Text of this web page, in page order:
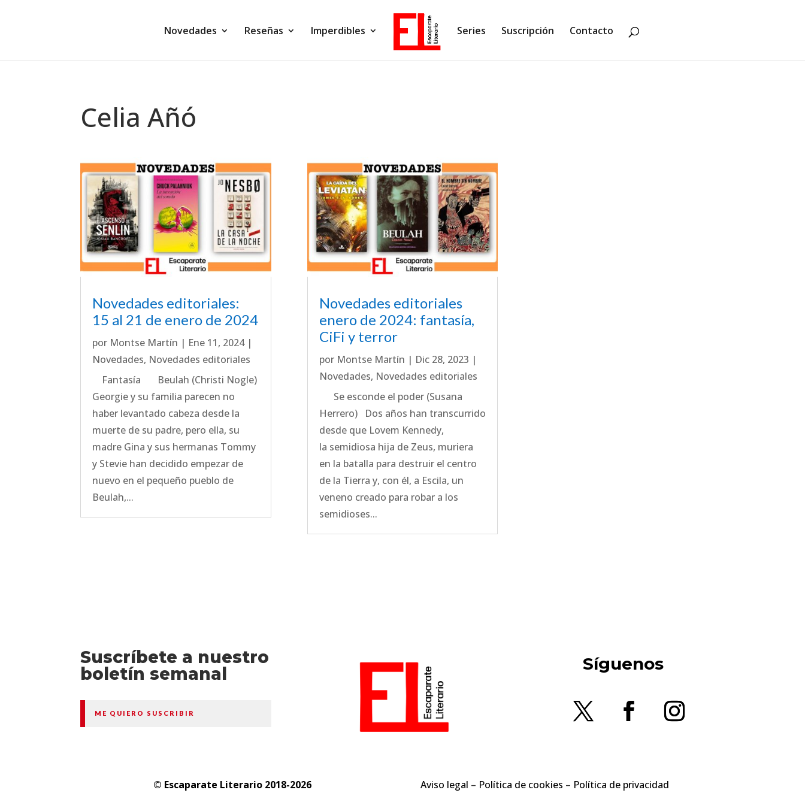
Novedades Reseñas Imperdibles Series Suscripción Contacto
Celia Añó
Novedades editoriales:
15 al 21 de enero de 2024
por Montse Martín | Ene 11, 2024|
Novedades, Novedades editoriales
Fantasía Beulah (Christi Nogle)
Georgie y su familia parecen no
haber levantado cabeza desde la
muerte de su padre, pero ella, su
madre Gina y sus hermanas Tommy
y Stevie han decidido empezar de
nuevo en el pequeño pueblo de
Beulah,...
Novedades editoriales
enero de 2024: fantasía,
CiFi y terror
por Montse Martín | Dic 28, 2023 |
Novedades, Novedades editoriales
Se esconde el poder (Susana
Herrero) Dos años han transcurrido
desde que Lovem Kennedy,
la semidiosa hija de Zeus, muriera
en la batalla para destruir el centro
de la Tierra y, con él, a Escila, un
veneno creado para robar a los
semidioses...
Suscríbete a nuestro
boletín semanal
ME QUIERO SUSCRIBIR
Síguenos
© Escaparate Literario 2018-2026 Aviso legal – Política de cookies – Política de privacidad